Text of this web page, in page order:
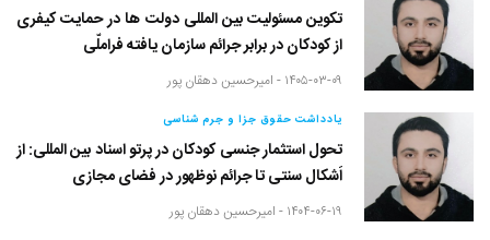
تکوین مسئولیت بین المللی دولت ها در حمایت کیفری
از کودکان در برابر جرائم سازمان یافته فراملّی
۱۴۰۵-۰۳-۰۹ - امیرحسین دهقان پور
یادداشت حقوق جزا و جرم شناسی
تحول استثمار جنسی کودکان در پرتو اسناد بین المللی: از
اَشکال سنتی تا جرائم نوظهور در فضای مجازی
۱۴۰۴-۰۶-۱۹ - امیرحسین دهقان پور